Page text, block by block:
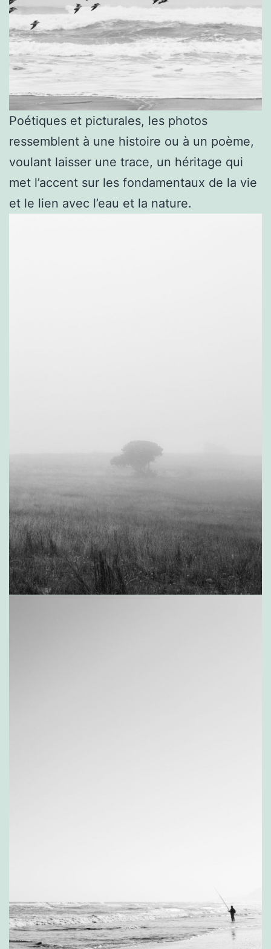
Poétiques et picturales, les photos
ressemblent à une histoire ou à un poème,
voulant laisser une trace, un héritage qui
met l’accent sur les fondamentaux de la vie
et le lien avec l’eau et la nature.